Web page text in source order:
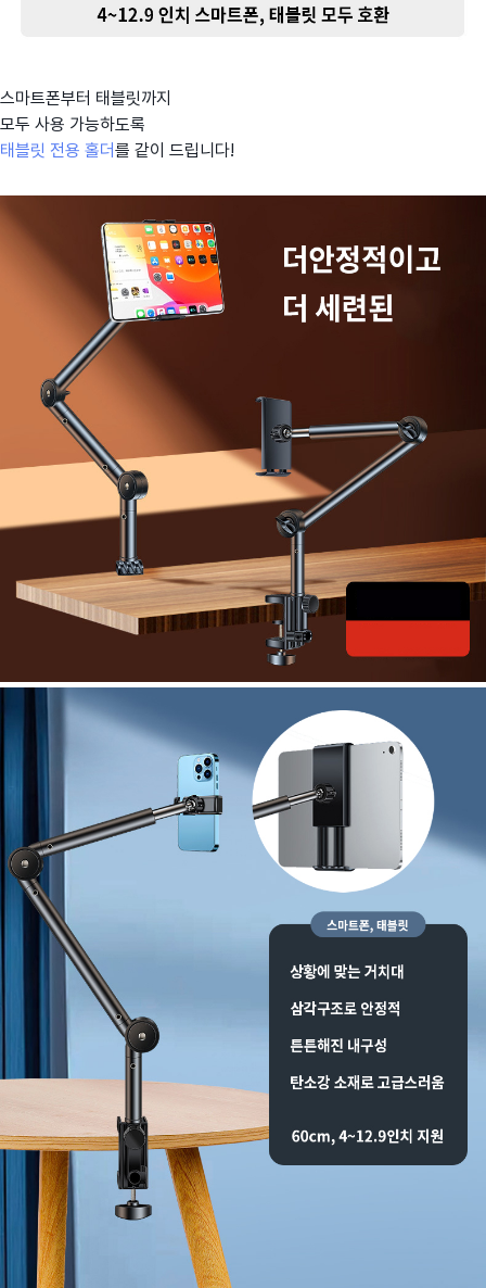
스마트폰부터 태블릿까지
모두 사용 가능하도록
태블릿 전용 홀더를 같이 드립니다!